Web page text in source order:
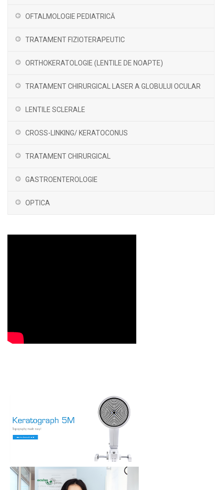
OFTALMOLOGIE PEDIATRICĂ
TRATAMENT FIZIOTERAPEUTIC
ORTHOKERATOLOGIE (LENTILE DE NOAPTE)
TRATAMENT CHIRURGICAL LASER A GLOBULUI OCULAR
LENTILE SCLERALE
CROSS-LINKING/ KERATOCONUS
TRATAMENT CHIRURGICAL
GASTROENTEROLOGIE
OPTICA